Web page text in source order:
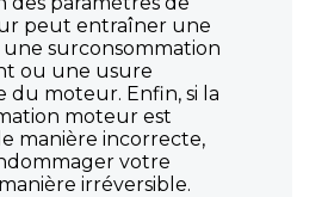
peut entraîner une
surconsommation
ou une usure
du moteur. Enfin, si la
moteur est
manière incorrecte,
votre
irréversible.